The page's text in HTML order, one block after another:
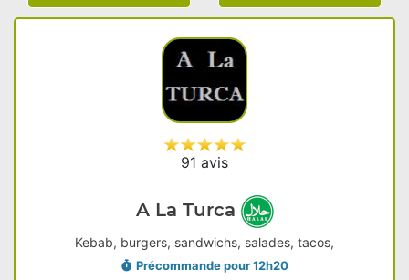
91 avis
A La Turca
Kebab, burgers, sandwichs, salades, tacos,
Précommande pour 12h20